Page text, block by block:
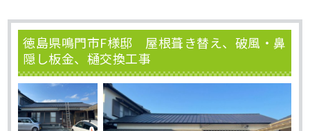
徳島県鳴門市F様邸 屋根葺き替え、破風・鼻
隠し板金、樋交換工事